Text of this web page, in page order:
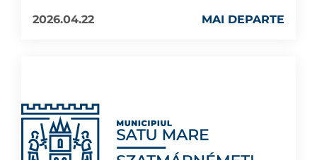
2026.04.22
MAI DEPARTE